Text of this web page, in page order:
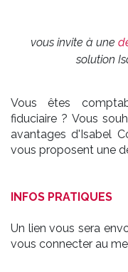
vous invite à une
solution
Vous êtes
fiduciaire ? Vous
avantages d'Isabel
vous proposent une
INFOS PRATIQUES
Un lien vous sera
vous connecter au